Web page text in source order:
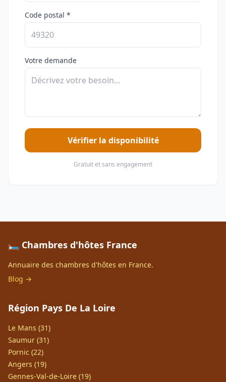
Code postal *
Votre demande
Vérifier la disponibilité
Gratuit et sans engagement
🛏️ Chambres d'hôtes France
Annuaire des chambres d'hôtes en France.
Blog →
Région Pays De La Loire
Le Mans (31)
Saumur (31)
Pornic (22)
Angers (19)
Gennes-Val-de-Loire (19)